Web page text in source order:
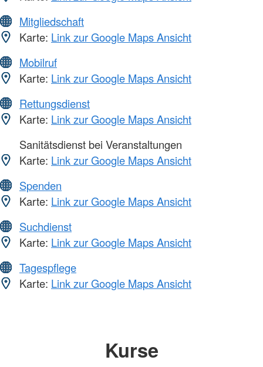
Mitgliedschaft
Karte: Link zur Google Maps Ansicht
Mobilruf
Karte: Link zur Google Maps Ansicht
Rettungsdienst
Karte: Link zur Google Maps Ansicht
Sanitätsdienst bei Veranstaltungen
Karte: Link zur Google Maps Ansicht
Spenden
Karte: Link zur Google Maps Ansicht
Suchdienst
Karte: Link zur Google Maps Ansicht
Tagespflege
Karte: Link zur Google Maps Ansicht
Kurse